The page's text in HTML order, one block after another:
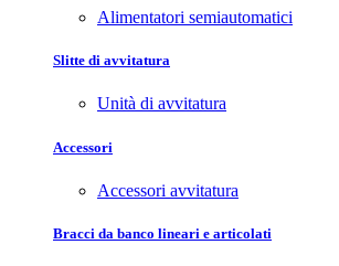
Alimentatori semiautomatici
Slitte di avvitatura
Unità di avvitatura
Accessori
Accessori avvitatura
Bracci da banco lineari e articolati